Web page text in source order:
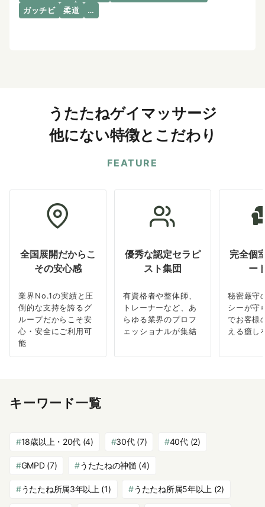
ガッチビ
柔道 …
うたたねゲイマッサージ
他にない特徴とこだわり
FEATURE
全国展開だからこ
その安心感
業界No.1の実績と圧
倒的な支持を誇るグ
ループだからこそ安
心・安全にご利用可
能
優秀な認定セラピ
スト集団
有資格者や整体師、
トレーナーなど、あ
らゆる業界のプロフ
ェッショナルが集結
完全個
ー
秘密厳守
シーが守
でお客様
える癒し
キーワード一覧
18歳以上・20代 (4) 30代(7) 40代(2)
GMPD(7) うたたねの神髄 (4)
うたたね所属3年以上 (1) うたたね所属5年以上 (2)